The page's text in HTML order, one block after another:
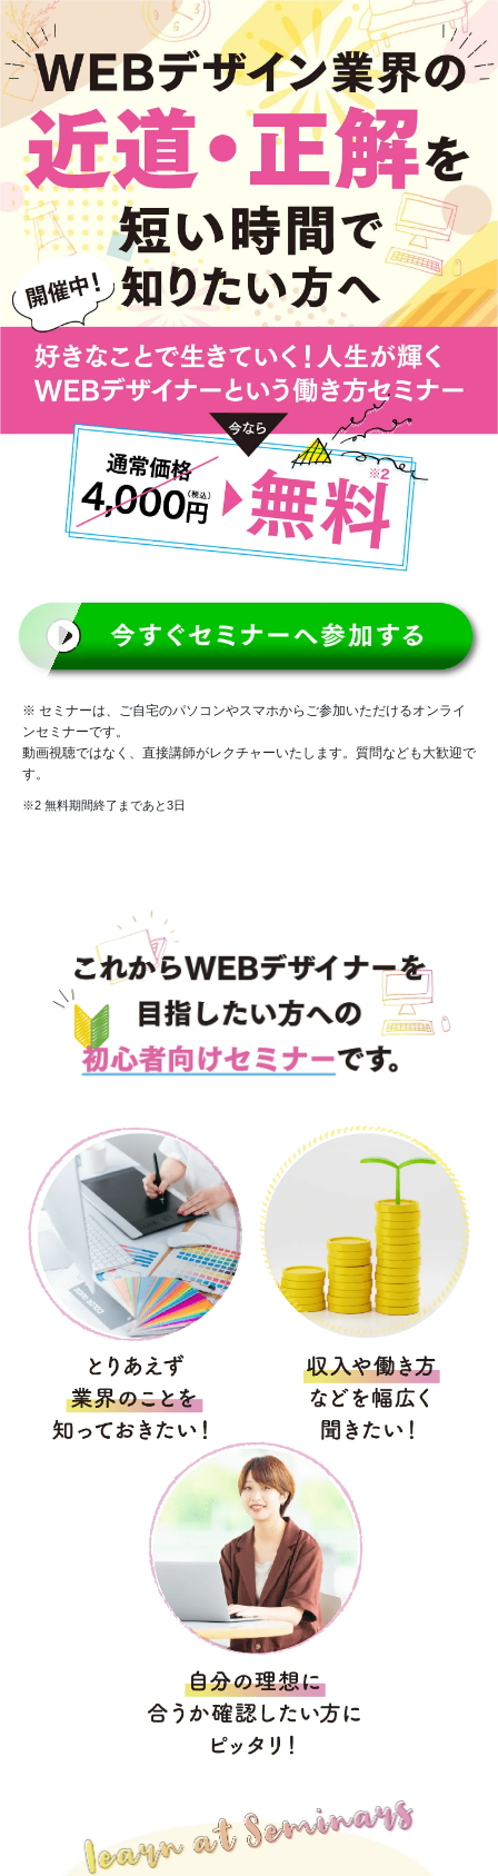
※ セミナーは、ご自宅のパソコンやスマホからご参加いただけるオンライ
ンセミナーです。
動画視聴ではなく、直接講師がレクチャーいたします。質問なども大歓迎で
す。
※2 無料期間終了まであと3日